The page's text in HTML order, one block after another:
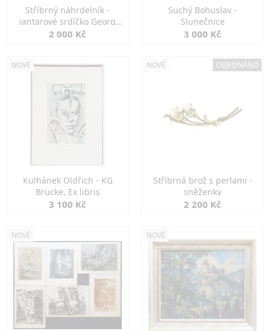
Stříbrný náhrdelník -
jantarové srdíčko Georg
Kramer
2 000 Kč
Suchý Bohuslav -
Slunečnice
3 000 Kč
NOVÉ
Kulhánek Oldřich - KG
Brücke, Ex libris
3 100 Kč
NOVÉ OBJEDNÁNO
Stříbrná brož s perlami -
sněženky
2 200 Kč
NOVÉ NOVÉ